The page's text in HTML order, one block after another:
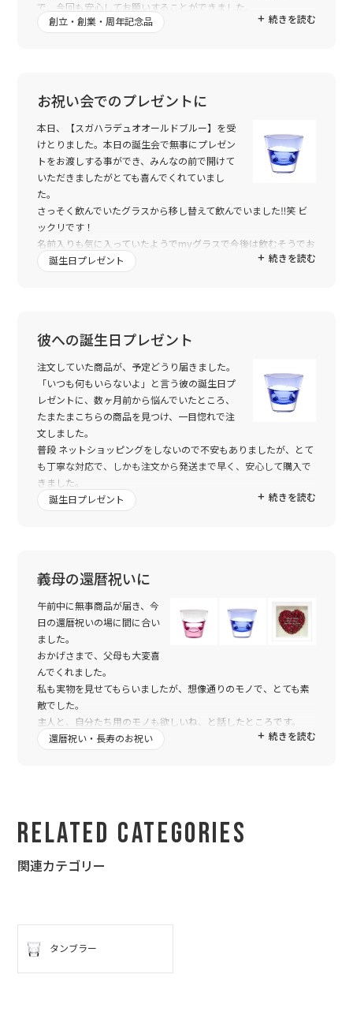
で、今回も安心してお願いすることができました。
本当にありがとうございました。
続きを読む
創立・創業・周年記念品
お祝い会でのプレゼントに
本日、【スガハラデュオオールドブルー】を受
けとりました。本日の誕生会で無事にプレゼン
トをお渡しする事ができ、みんなの前で開けて
いただきましたがとても喜んでくれていまし
た。
さっそく飲んでいたグラスから移し替えて飲んでいました‼笑 ビ
ックリです！
名前入りも気に入っていたようでmyグラスで今後は飲むそうでお
店に置かせて貰いました！笑
また依頼させていただこうと思いました。
本当にどうもありがとうございました。
続きを読む
誕生日プレゼント
彼への誕生日プレゼント
注文していた商品が、予定どうり届きました。
「いつも何もいらないよ」と言う彼の誕生日プ
レゼントに、数ヶ月前から悩んでいたところ、
たまたまこちらの商品を見つけ、一目惚れで注
文しました。
普段 ネットショッピングをしないので不安もありましたが、とて
も丁寧な対応で、しかも注文から発送まで早く、安心して購入で
きました。
商品は自分で確認したかった為、ラッピング無して注文したの
あまりに素敵だったので、彼の感想を聞く前にお礼がいいたくな
りメールしました。ありがとうございました。
続きを読む
誕生日プレゼント
義母の還暦祝いに
午前中に無事商品が届き、今
日の還暦祝いの場に間に合い
ました。
おかげさまで、父母も大変喜
んでくれました。
私も実物を見せてもらいましたが、想像通りのモノで、とても素
敵でした。
主人と、自分たち用のモノも欲しいね、と話したところです。
無理なお願いをしてしまったにもかかわらず、迅速な対応ありが
続きを読む
還暦祝い・長寿のお祝い
Related Categories
関連カテゴリー
タンブラー